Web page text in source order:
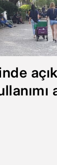
açık